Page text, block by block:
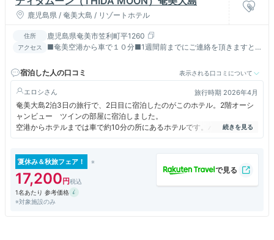
鹿児島県 / 奄美大島 / リゾートホテル
住所 鹿児島県奄美市笠利町平1260
アクセス
■奄美空港から車で１０分■1週間前までにご連絡を頂きますと
宿泊した人の口コミ
表示される口コミについて
エロシ 旅行時期 2026年4月
奄美大島2泊3日の旅行で、2日目に宿泊したのがこのホテル。2階オーシ
ャンビュー ツインの部屋に宿泊しました。
空港からホテルまでは車で約10分の所にあるホテルです。バスルームと
トイレは分かれていますが、リノベーションされてはいるものの、少し古
203号室は避難梯子が設置された部屋で、窓の外には他の部屋とは違い広
いベランダデッキがあり、椅子も2脚置かれ、目の前に広がる太平洋の海
を望むことができます。
今回利用したプランは朝食のみが付いており、奄美健康島朝食（和食）を
頂きました。長寿の島で食される地産地消の食材を使った料理は食べたこ
夏休み＆秋旅フェア！
17,200
1名あたり 参考価格
※対象施設のみ